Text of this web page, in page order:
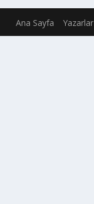
Ana Sayfa Yazarlar